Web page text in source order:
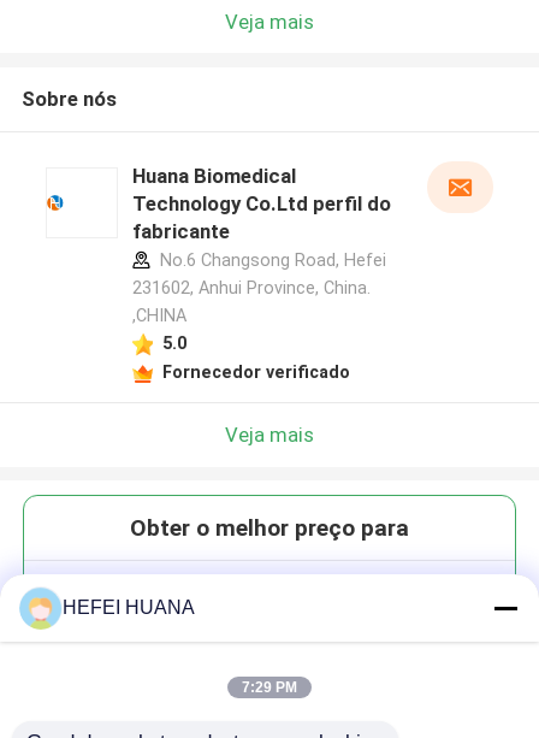
Veja mais
Sobre nós
Huana Biomedical
Technology Co.Ltd perfil do
fabricante
No.6 Changsong Road, Hefei
231602, Anhui Province, China.
,CHINA
5.0
Fornecedor verificado
Veja mais
Obter o melhor preço para
HEFEI HUANA
7:29 PM